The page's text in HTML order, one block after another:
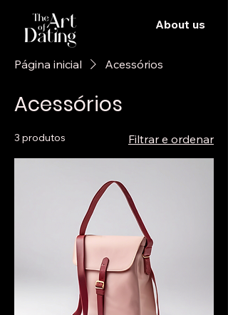
About us
Página inicial Acessórios
Acessórios
3 produtos Filtrar e ordenar